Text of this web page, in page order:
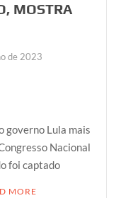
MOSTRA
de 2023
governo Lula mais
Nacional
foi captado
MORE